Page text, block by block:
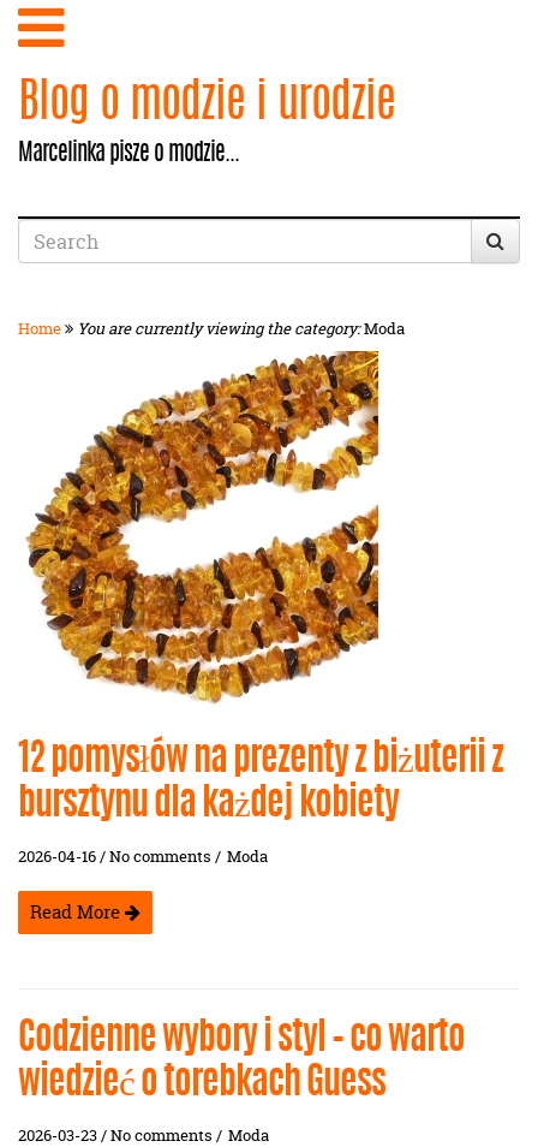
Blog o modzie i urodzie
Marcelinka pisze o modzie...
Home You are currently viewing the category:Moda
12 pomysłów na prezenty z biżuterii z
bursztynu dla każdej kobiety
2026-04-16 / No comments / Moda
Read More
Codzienne wybory i styl – co warto
wiedzieć o torebkach Guess
2026-03-23 / No comments / Moda